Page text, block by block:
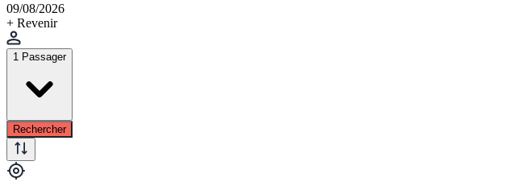
09/08/2026
+ Revenir
1 Passager
Rechercher